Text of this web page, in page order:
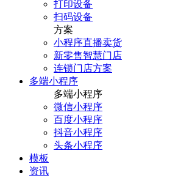
打印设备
扫码设备
方案
小程序直播卖货
新零售智慧门店
连锁门店方案
多端小程序
多端小程序
微信小程序
百度小程序
抖音小程序
头条小程序
模板
资讯